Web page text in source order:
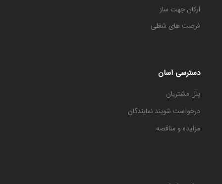
ارکان جهت ساز
فرصت های شغلی
دسترسی آسان
پنل مشتریان
درخواست شویند نمایندگان
مزایده و مناقصه